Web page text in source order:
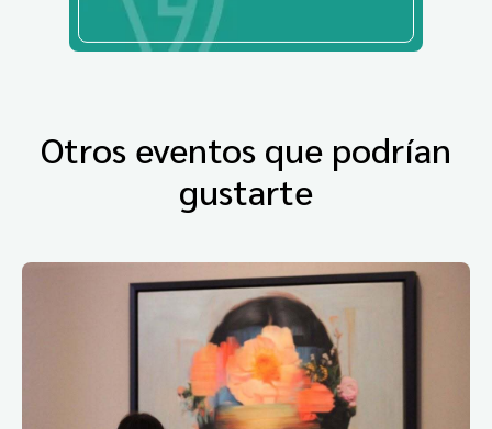
Otros eventos que podrían
gustarte